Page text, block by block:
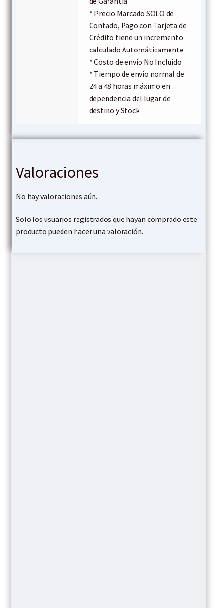
* Precio Marcado SOLO de
Contado, Pago con Tarjeta de
Crédito tiene un incremento
calculado Automáticamente
* Costo de envío No Incluido
* Tiempo de envío normal de
24 a 48 horas máximo en
dependencia del lugar de
destino y Stock
Valoraciones
No hay valoraciones aún.
Solo los usuarios registrados que hayan comprado este
producto pueden hacer una valoración.